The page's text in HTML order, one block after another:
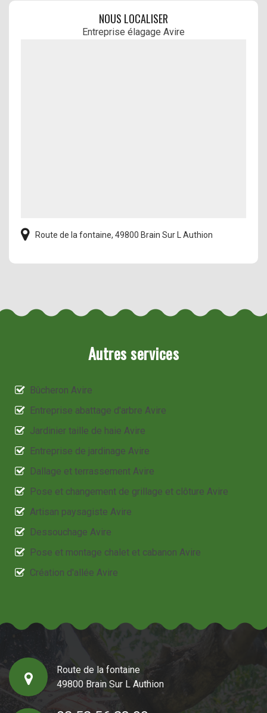
NOUS LOCALISER
Entreprise élagage Avire
Route de la fontaine, 49800 Brain Sur L Authion
Autres services
Bûcheron Avire
Entreprise abattage d'arbre Avire
Jardinier taille de haie Avire
Entreprise de jardinage Avire
Dallage et terrassement Avire
Pose et changement de grillage et clôture Avire
Artisan paysagiste Avire
Dessouchage Avire
Pose et montage chalet et cabanon Avire
Création d'allée Avire
Route de la fontaine
49800 Brain Sur L Authion